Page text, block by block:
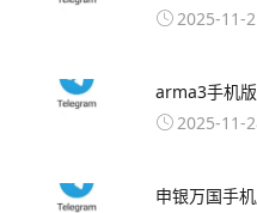
2025-11-
arma3手机
2025-11-
申银万国手